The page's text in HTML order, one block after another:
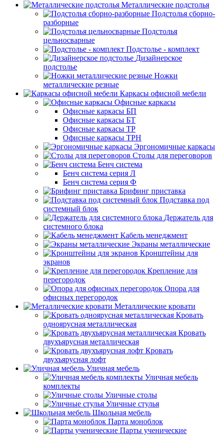
Металлические подстолья
Подстолья сборно-
разборные
Подстолья
цельносварные
Подстолье - комплект
Дизайнерское
подстолье
Ножки
металлические резные
Каркасы офисной мебели
Офисные каркасы
Офисные каркасы БП
Офисные каркасы БТ
Офисные каркасы ТР
Офисные каркасы ТРН
Эргономичные каркасы
Столы для переговоров
Бенч система
Бенч система серия Л
Бенч система серия Ф
Брифинг приставка
Подставка под
системный блок
Держатель для
системного блока
Кабель менеджмент
Экраны металлические
Кронштейны для
экранов
Крепление для
перегородок
Опора для
офисных перегородок
Металлические кровати
Кровать
одноярусная металлическая
Кровать
двухъярусная металлическая
Кровать
двухъярусная лофт
Уличная мебель
Уличная мебель
комплекты
Уличные столы
Уличные стулья
Школьная мебель
Парта моноблок
Парты ученические